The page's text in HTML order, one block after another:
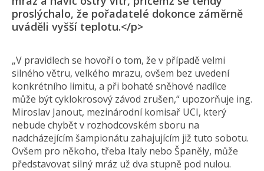
proslýchalo, že pořadatelé dokonce záměrně
uváděli vyšší teplotu.</p>
„V pravidlech se hovoří o tom, že v případě velmi
silného větru, velkého mrazu, ovšem bez uvedení
konkrétního limitu, a při bohaté sněhové nadílce
může být cyklokrosový závod zrušen,“ upozorňuje ing.
Miroslav Janout, mezinárodní komisař UCI, který
nebude chybět v rozhodcovském sboru na
nadcházejícím šampionátu zahajujícím již tuto sobotu.
Ovšem pro někoho, třeba Italy nebo Španěly, může
představovat silný mráz už dva stupně pod nulou.